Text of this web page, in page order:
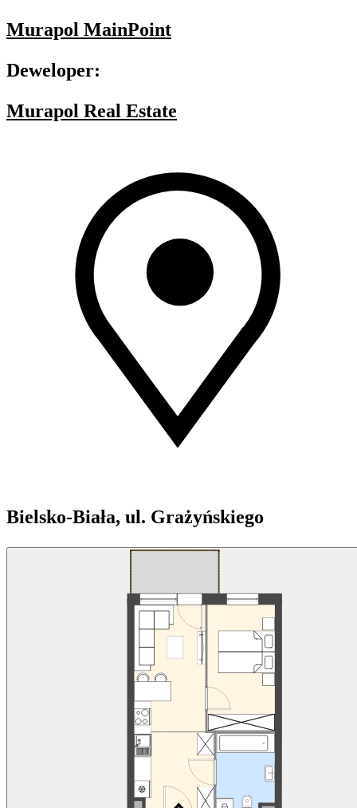
Murapol MainPoint
Deweloper:
Murapol Real Estate
Bielsko-Biała, ul. Grażyńskiego